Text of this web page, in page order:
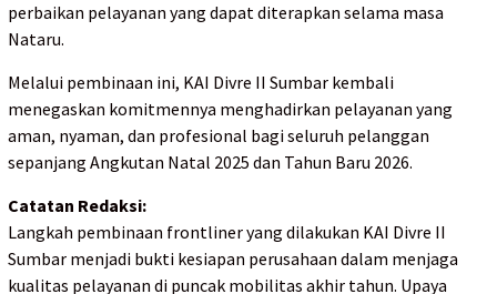
perbaikan pelayanan yang dapat diterapkan selama masa
Nataru.
Melalui pembinaan ini, KAI Divre II Sumbar kembali
menegaskan komitmennya menghadirkan pelayanan yang
aman, nyaman, dan profesional bagi seluruh pelanggan
sepanjang Angkutan Natal 2025 dan Tahun Baru 2026.
Catatan Redaksi:
Langkah pembinaan frontliner yang dilakukan KAI Divre II
Sumbar menjadi bukti kesiapan perusahaan dalam menjaga
kualitas pelayanan di puncak mobilitas akhir tahun. Upaya